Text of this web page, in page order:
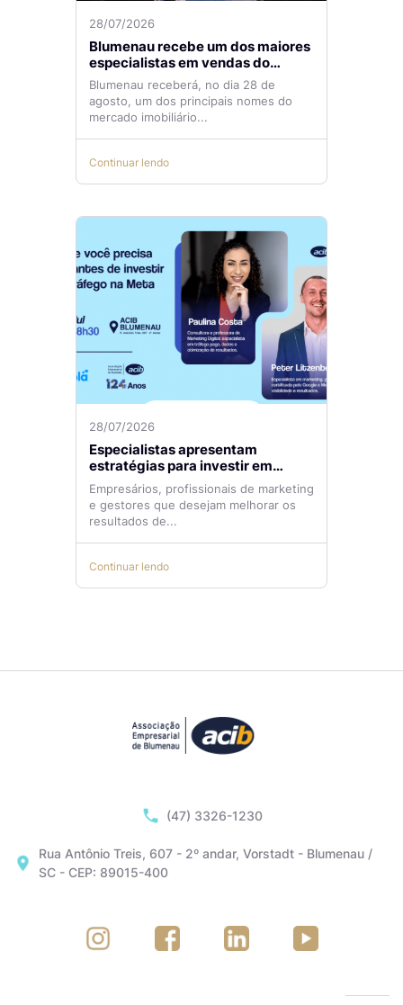
28/07/2026
Blumenau recebe um dos maiores
especialistas em vendas do
mercado imobiliário
Blumenau receberá, no dia 28 de
agosto, um dos principais nomes do
mercado imobiliário...
Continuar lendo
28/07/2026
Especialistas apresentam
estratégias para investir em
tráfego pago com mais eficiência
Empresários, profissionais de marketing
e gestores que desejam melhorar os
resultados de...
Continuar lendo
(47) 3326-1230
Rua Antônio Treis, 607 - 2º andar, Vorstadt - Blumenau /
SC - CEP: 89015-400